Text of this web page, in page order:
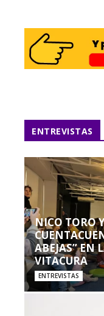
ENTREVISTAS
NICO TORO
ABEJAS” EN
VITACURA
ENTREVISTAS